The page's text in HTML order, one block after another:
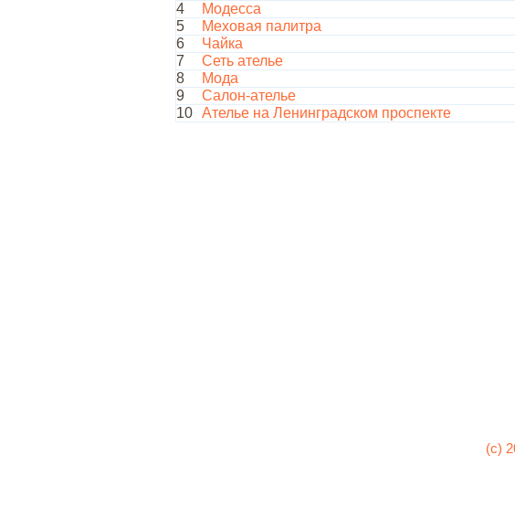
4
Модесса
5
Меховая палитра
6
Чайка
7
Сеть ателье
8
Мода
9
Салон-ателье
10 Ателье на Ленинградском проспекте
(c)